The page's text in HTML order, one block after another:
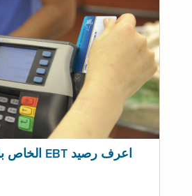
اعرف رصيد EBT الخاص بك